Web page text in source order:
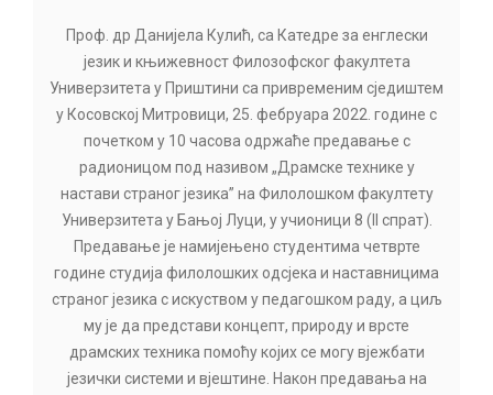
Проф. др Данијела Кулић, са Катедре за енглески
језик и књижевност Филозофског факултета
Универзитета у Приштини са привременим сједиштем
у Косовској Митровици, 25. фебруара 2022. године с
почетком у 10 часова одржаће предавање с
радионицом под називом „Драмске технике у
настави страног језика” на Филолошком факултету
Универзитета у Бањој Луци, у учионици 8 (II спрат).
Предавање је намијењено студентима четврте
године студија филолошких одсјека и наставницима
страног језика с искуством у педагошком раду, а циљ
му је да представи концепт, природу и врсте
драмских техника помоћу којих се могу вјежбати
језички системи и вјештине. Након предавања на